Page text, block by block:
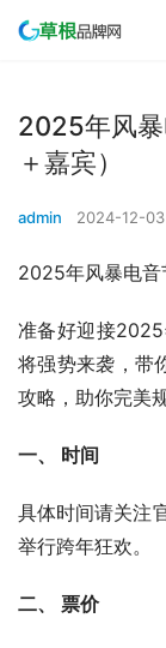
2025年风
＋嘉宾）
admin 2024-12-03
2025年风暴电音
准备好迎接
将强势来袭，带
攻略，助你完美
一、 时间
具体时间请关注
举行跨年狂欢。
二、 票价